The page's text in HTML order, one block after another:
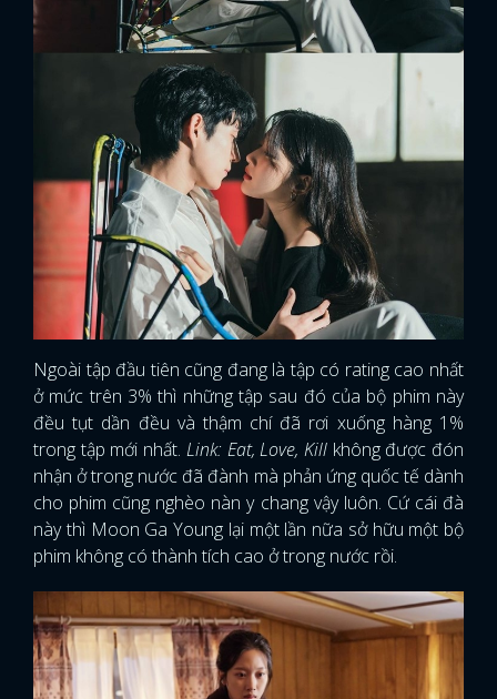
Ngoài tập đầu tiên cũng đang là tập có rating cao nhất
ở mức trên 3% thì những tập sau đó của bộ phim này
đều tụt dần đều và thậm chí đã rơi xuống hàng 1%
trong tập mới nhất. Link: Eat, Love, Kill không được đón
nhận ở trong nước đã đành mà phản ứng quốc tế dành
cho phim cũng nghèo nàn y chang vậy luôn. Cứ cái đà
này thì Moon Ga Young lại một lần nữa sở hữu một bộ
phim không có thành tích cao ở trong nước rồi.